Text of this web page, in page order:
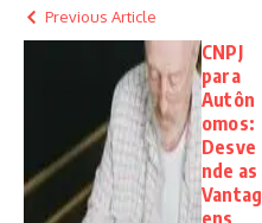
Previous Article
CNPJ
para
Autôn
omos:
Desve
nde as
Vantag
ens